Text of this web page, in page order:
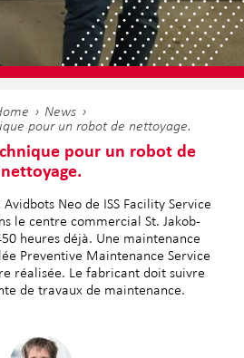
News
pour un robot de nettoyage.
pour un robot de
nettoyage.
Neo de ISS Facility Service
le centre commercial St. Jakob-
heures déjà. Une maintenance
Preventive Maintenance Service
réalisée. Le fabricant doit suivre
de travaux de maintenance.